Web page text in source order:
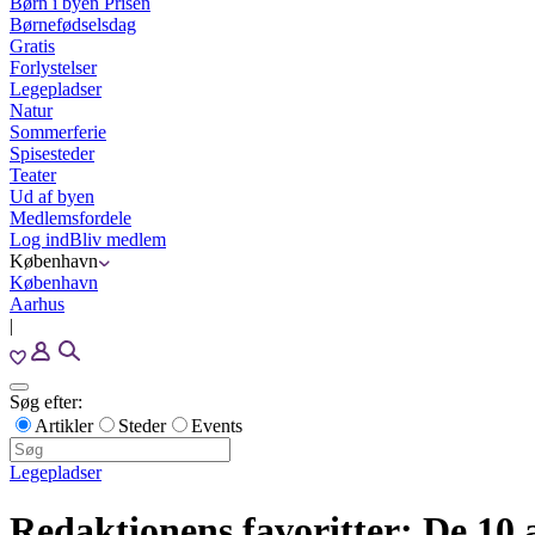
Børnefødselsdag
Gratis
Forlystelser
Legepladser
Natur
Sommerferie
Spisesteder
Teater
Ud af byen
Medlemsfordele
Log indBliv medlem
København
København
Aarhus
|
Søg efter:
Artikler
Steder Events
Legepladser